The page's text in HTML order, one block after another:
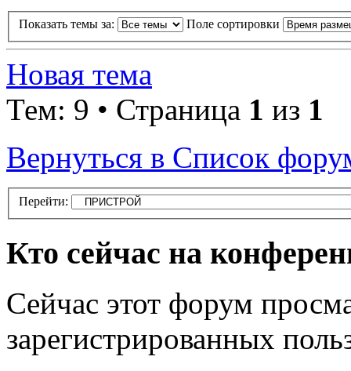
Показать темы за: Поле сортировки
Новая тема
Тем: 9 • Страница 1 из 1
Вернуться в Список
Перейти:
Кто сейчас на
Сейчас этот форум
зарегистрированных